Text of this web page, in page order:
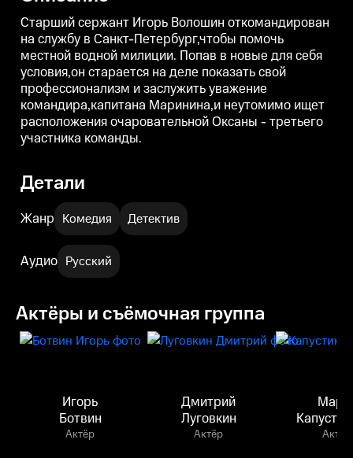
командира,капитана
Маринина,и неутомимо ищет
расположения очаровательной
Оксаны - третьего участника
команды.
Маринина,и неутомимо ищет
расположения очаровательной
Оксаны - третьего участника
команды.
Старший сержант Игорь Волошин откомандирован
на службу в Санкт-Петербург,чтобы помочь
местной водной милиции. Попав в новые для себя
условия,он старается на деле показать свой
профессионализм и заслужить уважение
командира,капитана Маринина,и неутомимо ищет
расположения очаровательной Оксаны - третьего
участника команды.
Детали
Жанр Комедия Детектив
Аудио Русский
Актёры и съёмочная группа
Игорь
Ботвин
Актёр
Дмитрий
Луговкин
Актёр Актёр